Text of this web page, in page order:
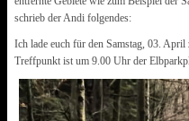
schrieb der Andi folgendes:
Ich lade euch für den Samstag, 03.
Treffpunkt ist um 9.00 Uhr der